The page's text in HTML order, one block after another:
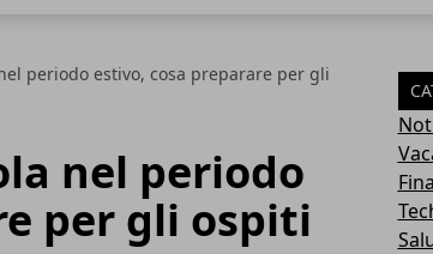
periodo estivo, cosa preparare per gli
nel periodo
per gli ospiti